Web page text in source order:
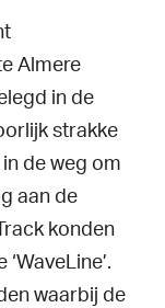
Almere
in de
strakke
de weg om
aan de
konden
waarbij de